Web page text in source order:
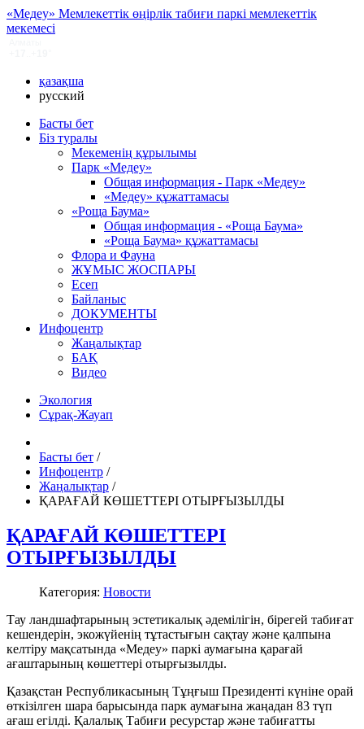
«Медеу» Мемлекеттік өңірлік табиғи паркі мемлекеттік
мекемесі
қазақша
русский
Басты бет
Біз туралы
Мекеменің құрылымы
Парк «Медеу»
Общая информация - Парк «Медеу»
«Медеу» құжаттамасы
«Роща Баума»
Общая информация - «Роща Баума»
«Роща Баума» құжаттамасы
Флора и Фауна
ЖҰМЫС ЖОСПАРЫ
Есеп
Байланыс
ДОКУМЕНТЫ
Инфоцентр
Жаңалықтар
БАҚ
Видео
Экология
Сұрақ-Жауап
Басты бет /
Инфоцентр /
Жаңалықтар /
ҚАРАҒАЙ КӨШЕТТЕРІ ОТЫРҒЫЗЫЛДЫ
ҚАРАҒАЙ КӨШЕТТЕРІ
ОТЫРҒЫЗЫЛДЫ
Категория: Новости
Тау ландшафтарының эстетикалық әде­мілігін, бірегей табиғат
кешендерін, экожүйенің тұтастығын сақтау және қалпына
келтіру мақсатында «Медеу» паркі аумағына қарағай
ағаштарының көшеттері отырғызылды.
Қазақстан Республикасының Тұңғыш Президенті күніне орай
өткізілген шара барысында парк аумағына жаңадан 83 түп
ағаш егілді. Қалалық Табиғи ресурстар және табиғатты